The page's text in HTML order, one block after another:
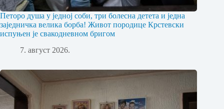
Петоро душа у једној соби, три болесна детета и једна
заједничка велика борба! Живот породице Крстевски
испуњен је свакодневном бригом
7. август 2026.